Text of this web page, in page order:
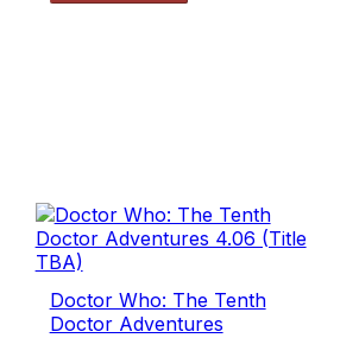
Doctor Who: The Tenth
Doctor Adventures